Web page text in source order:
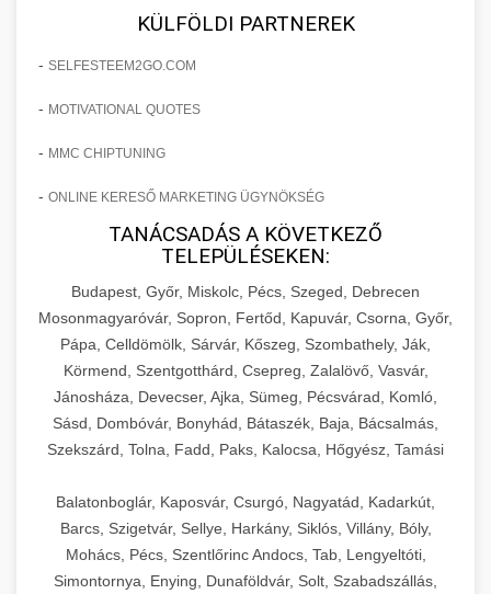
KÜLFÖLDI PARTNEREK
- SELFESTEEM2GO.COM
- MOTIVATIONAL QUOTES
- MMC CHIPTUNING
- ONLINE KERESŐ MARKETING ÜGYNÖKSÉG
TANÁCSADÁS A KÖVETKEZŐ
TELEPÜLÉSEKEN:
Budapest, Győr, Miskolc, Pécs, Szeged, Debrecen
Mosonmagyaróvár, Sopron, Fertőd, Kapuvár, Csorna, Győr,
Pápa, Celldömölk, Sárvár, Kőszeg, Szombathely, Ják,
Körmend, Szentgotthárd, Csepreg, Zalalövő, Vasvár,
Jánosháza, Devecser, Ajka, Sümeg, Pécsvárad, Komló,
Sásd, Dombóvár, Bonyhád, Bátaszék, Baja, Bácsalmás,
Szekszárd, Tolna, Fadd, Paks, Kalocsa, Hőgyész, Tamási
Balatonboglár, Kaposvár, Csurgó, Nagyatád, Kadarkút,
Barcs, Szigetvár, Sellye, Harkány, Siklós, Villány, Bóly,
Mohács, Pécs, Szentlőrinc Andocs, Tab, Lengyeltóti,
Simontornya, Enying, Dunaföldvár, Solt, Szabadszállás,